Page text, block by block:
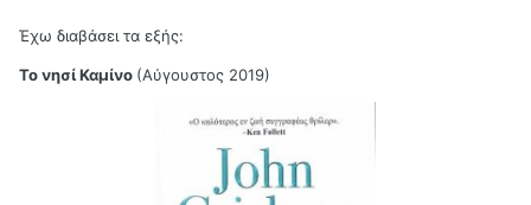
Έχω διαβάσει τα εξής:
Το νησί Καμίνο (Αύγουστος 2019)